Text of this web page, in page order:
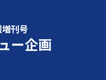
刊号
ー企画